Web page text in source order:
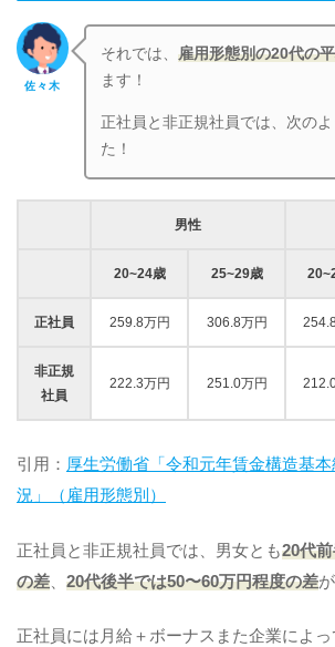
佐々木
それでは、雇用形態別の20代の
ます！
正社員と非正規社員では、次の
た！
男性
20~24歳 25~29歳
正社員 259.8万円 306.8万円
非正規
社員
222.3万円 251.0万円
引用： 厚生労働省「令和元年賃金構造基
況」（雇用形態別）
正社員と非正規社員では、男女とも20代
の差
20代後半では50〜60万円程度の差
正社員には月給＋ボーナスまた企業によ